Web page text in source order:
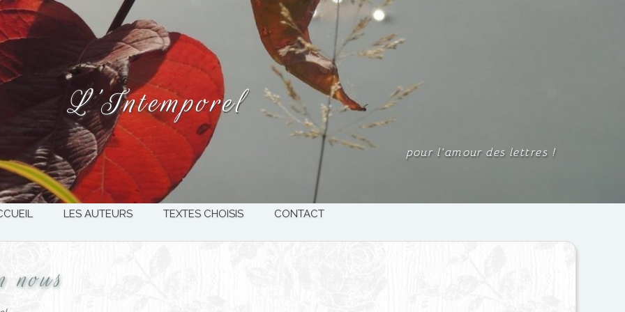
L’Intemporel
pour l'amour des lettres !
LES AUTEURS TEXTES CHOISIS CONTACT
nous